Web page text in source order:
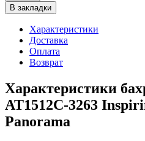
В закладки
Характеристики
Доставка
Оплата
Возврат
Характеристики
AT1512C-3263
Panorama